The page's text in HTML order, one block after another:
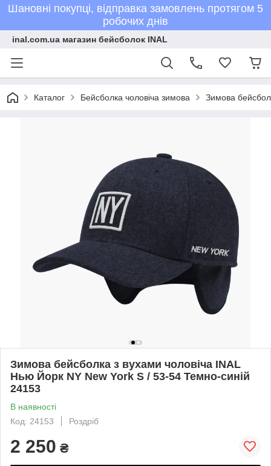
Шановні покупці, відправка замовлень протягом 5
робочих днів
inal.com.ua магазин бейсболок INAL
Каталог Бейсболка чоловіча зимова Зимова
Зимова бейсболка з вухами чоловіча INAL
Нью Йорк NY New York S / 53-54 Темно-синій
24153
В наявності
Код: 24153
Роздріб
2 250 ₴